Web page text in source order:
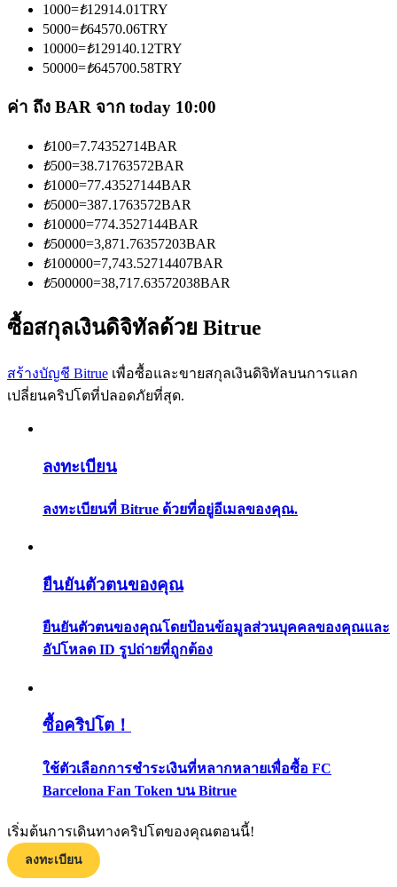
ข้อมูล
การวิเคราะห์ข้อมูลขนาดใหญ่ รวมถึงข้อมูลการค้า ฯลฯ
แนะนำ
คู่มือเริ่มต้นฟิวเจอร์ส
กลยุทธ์การซื้อขาย
1000=₺12914.01TRY
5000=₺64570.06TRY
10000=₺129140.12TRY
50000=₺645700.58TRY
ค่า ถึง BAR จาก today 10:00
₺100=7.74352714BAR
₺500=38.71763572BAR
₺1000=77.43527144BAR
₺5000=387.1763572BAR
₺10000=774.3527144BAR
₺50000=3,871.76357203BAR
₺100000=7,743.52714407BAR
₺500000=38,717.63572038BAR
ซื้อสกุลเงินดิจิทัลด้วย Bitrue
สร้างบัญชี Bitrue เพื่อซื้อและขายสกุลเงินดิจิทัลบนการแลก
เปลี่ยนคริปโตที่ปลอดภัยที่สุด.
ลงทะเบียน
ลงทะเบียนที่ Bitrue ด้วยที่อยู่อีเมลของคุณ.
ยืนยันตัวตนของคุณ
ยืนยันตัวตนของคุณโดยป้อนข้อมูลส่วนบุคคลของคุณและ
อัปโหลด ID รูปถ่ายที่ถูกต้อง
ซื้อคริปโต！
ใช้ตัวเลือกการชำระเงินที่หลากหลายเพื่อซื้อ FC
Barcelona Fan Token บน Bitrue
เริ่มต้นการเดินทางคริปโตของคุณตอนนี้!
ลงทะเบียน